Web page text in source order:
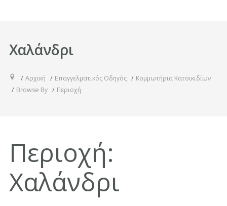
Χαλάνδρι
Αρχική Επαγγελματικός Οδηγός
Κομμωτήρια Κατοικιδίων
Browse By
Περιοχή
Περιοχή:
Χαλάνδρι